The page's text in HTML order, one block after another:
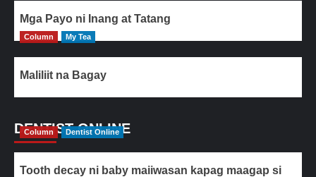
Mga Payo ni Inang at Tatang
Column My Tea
Maliliit na Bagay
DENTIST ONLINE
Column Dentist Online
Tooth decay ni baby maiiwasan kapag maagap si